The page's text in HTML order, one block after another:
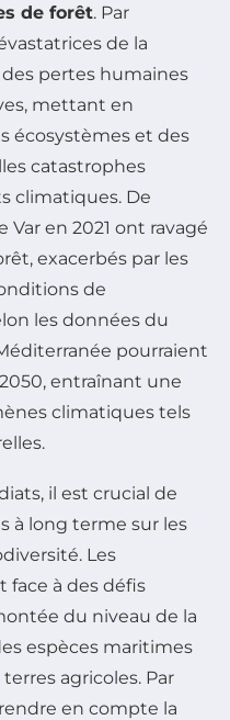
de forêt. Par
de la
pertes humaines
mettant en
écosystèmes et des
catastrophes
climatiques. De
en 2021 ont ravagé
exacerbés par les
de
les données du
pourraient
entraînant une
climatiques tels
il est crucial de
à long terme sur les
Les
à des défis
du niveau de la
espèces maritimes
agricoles. Par
en compte la